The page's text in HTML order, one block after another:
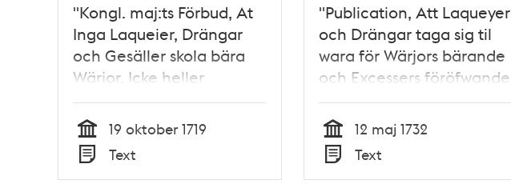
"Kongl. maj:ts Förbud, At
Inga Laqueier, Drängar
och Gesäller skola bära
Wärjor, Icke heller
Inqwarterade och i
Guarnizon liggande
Soldater, enär de intet
äro på Wacht och
Commenderingar" 1719
Tid
19 oktober 1719
Typ
Text
"Publication, Att Laqueyer
och Drängar taga sig til
wara för Wärjors bärande
och Excessers föröfwande
emot Förordningarne"
1732
Tid
12 maj 1732
Typ
Text